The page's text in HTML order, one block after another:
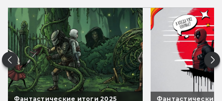
Фантастические итоги 2025 Фантастические